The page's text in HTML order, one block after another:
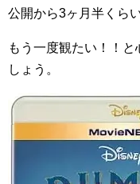
公開から3ヶ月半くら
もう一度観たい！！
しょう。